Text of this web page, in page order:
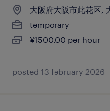
大阪府大阪市此花区,
temporary
¥1500.00 per hour
posted 13 february 2026